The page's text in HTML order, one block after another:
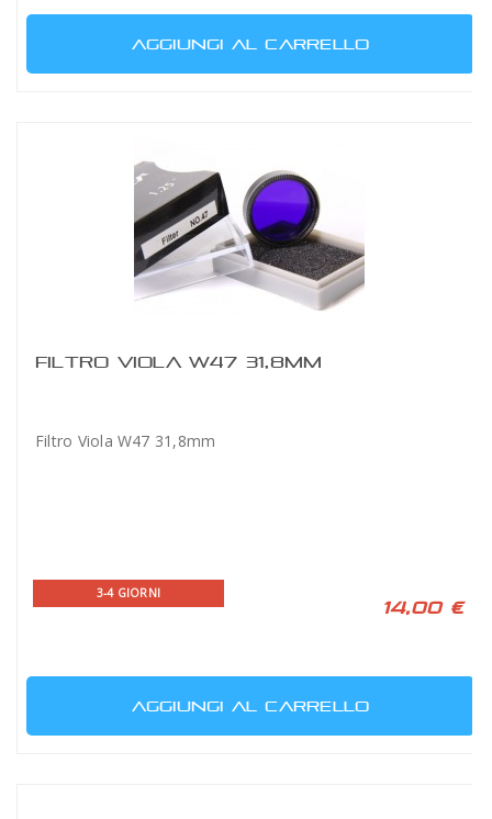
AGGIUNGI AL CARRELLO
FILTRO VIOLA W47 31,8MM
Filtro Viola W47 31,8mm
3-4 GIORNI
14,00 €
AGGIUNGI AL CARRELLO